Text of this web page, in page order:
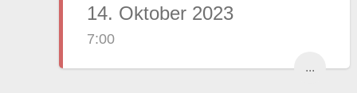
14. Oktober 2023
7:00
...